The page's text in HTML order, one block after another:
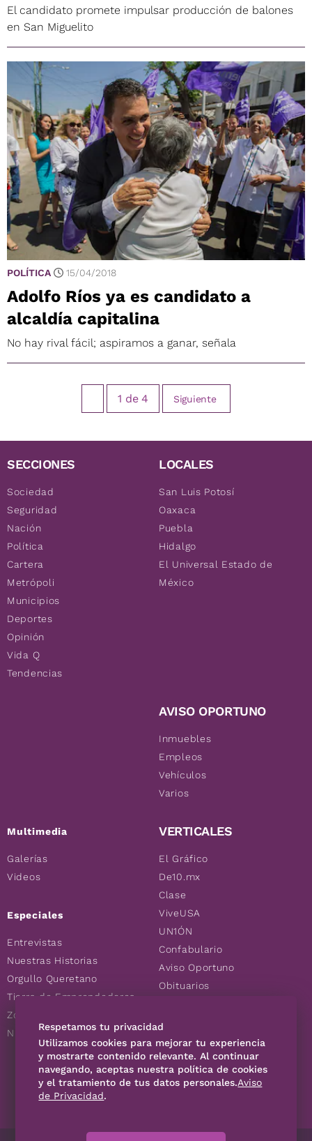
El candidato promete impulsar producción de balones
en San Miguelito
POLÍTICA 15/04/2018
Adolfo Ríos ya es candidato a
alcaldía capitalina
No hay rival fácil; aspiramos a ganar, señala
1 de4 Siguiente
SECCIONES
Sociedad
Seguridad
Nación
Política
Cartera
Metrópoli
Municipios
Deportes
Opinión
Vida Q
Tendencias
Multimedia
Galerías
Videos
Especiales
Entrevistas
Nuestras Historias
Orgullo Queretano
Tierra de Emprendedores
Zoociales
Nuevos Queretanos
LOCALES
San Luis Potosí
Oaxaca
Puebla
Hidalgo
El Universal Estado de
México
AVISO OPORTUNO
Inmuebles
Empleos
Vehículos
Varios
VERTICALES
El Gráfico
De10.mx
Clase
ViveUSA
UN1ÓN
Confabulario
Aviso Oportuno
Obituarios
Consultas
SÍGUENOS
Respetamos tu privacidad
Utilizamos cookies para mejorar tu experiencia
y mostrarte contenido relevante. Al continuar
navegando, aceptas nuestra política de cookies
y el tratamiento de tus datos personales.Aviso
de Privacidad.